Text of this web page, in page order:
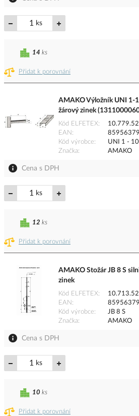
ks
Přidat k porovnání
14 ks
AMAKO Výložník UNI 1-
žárový zinek
Kód ELFETEX
EAN
Kód výrobce
UNI 1 -
Značka
AMAKO
Cena s DPH
ks
Přidat k porovnání
12 ks
AMAKO Stožár JB 8 S
zinek
Kód ELFETEX
EAN
Kód výrobce
JB 8 S
Značka
AMAKO
Cena s DPH
ks
Přidat k porovnání
10 ks